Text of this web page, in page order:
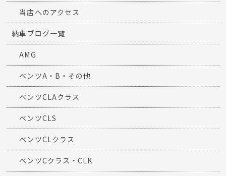
当店へのアクセス
納車ブログ一覧
AMG
ベンツA・B・その他
ベンツCLAクラス
ベンツCLS
ベンツCLクラス
ベンツCクラス・CLK